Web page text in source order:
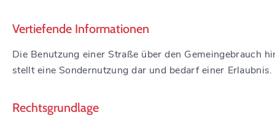
Vertiefende Informationen
Die Benutzung einer Straße über den Gemeingebrauch
stellt eine Sondernutzung dar und bedarf einer Erlaubnis.
Rechtsgrundlage